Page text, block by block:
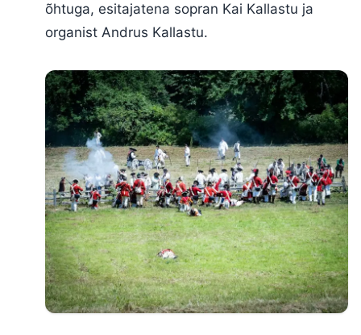
õhtuga, esitajatena sopran Kai Kallastu ja
organist Andrus Kallastu.